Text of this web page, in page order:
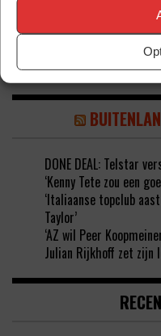
‘KODAI
NEC NAAR
DONE DEAL: Telstar
‘Kenny Tete zou een
‘Italiaanse topclub
Taylor’
‘AZ wil Peer
Julian Rijkhoff zet zijn